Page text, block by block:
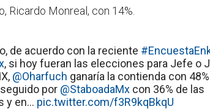
Ricardo Monreal, con 14%.
de acuerdo con la reciente
, si hoy fueran las elecciones para Jefe o
@Oharfuch ganaría la contienda con
por @StaboadaMxcon 36% de las
y en… pic.twitter.com/f3R9kqBkqU